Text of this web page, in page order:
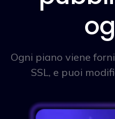
Ogni piano viene
SSL, e puoi